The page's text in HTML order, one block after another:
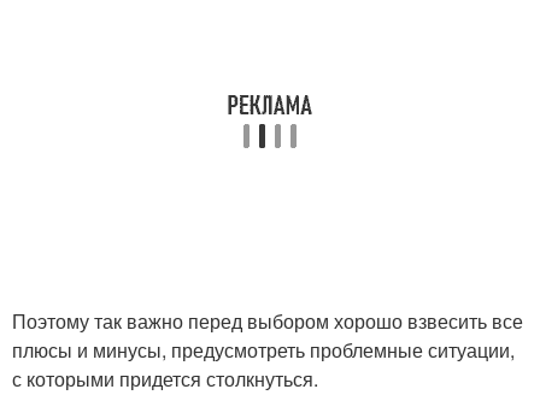
Поэтому так важно перед выбором хорошо взвесить все
плюсы и минусы, предусмотреть проблемные ситуации,
с которыми придется столкнуться.